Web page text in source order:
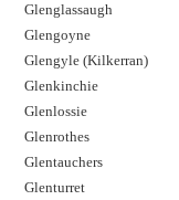
Glenglassaugh
Glengoyne
Glengyle (Kilkerran)
Glenkinchie
Glenlossie
Glenrothes
Glentauchers
Glenturret